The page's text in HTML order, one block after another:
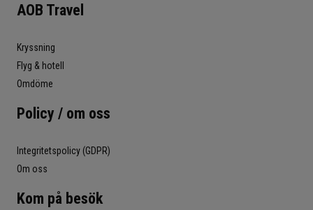
AOB Travel
Kryssning
Flyg & hotell
Omdöme
Policy / om oss
Integritetspolicy (GDPR)
Om oss
Kom på besök